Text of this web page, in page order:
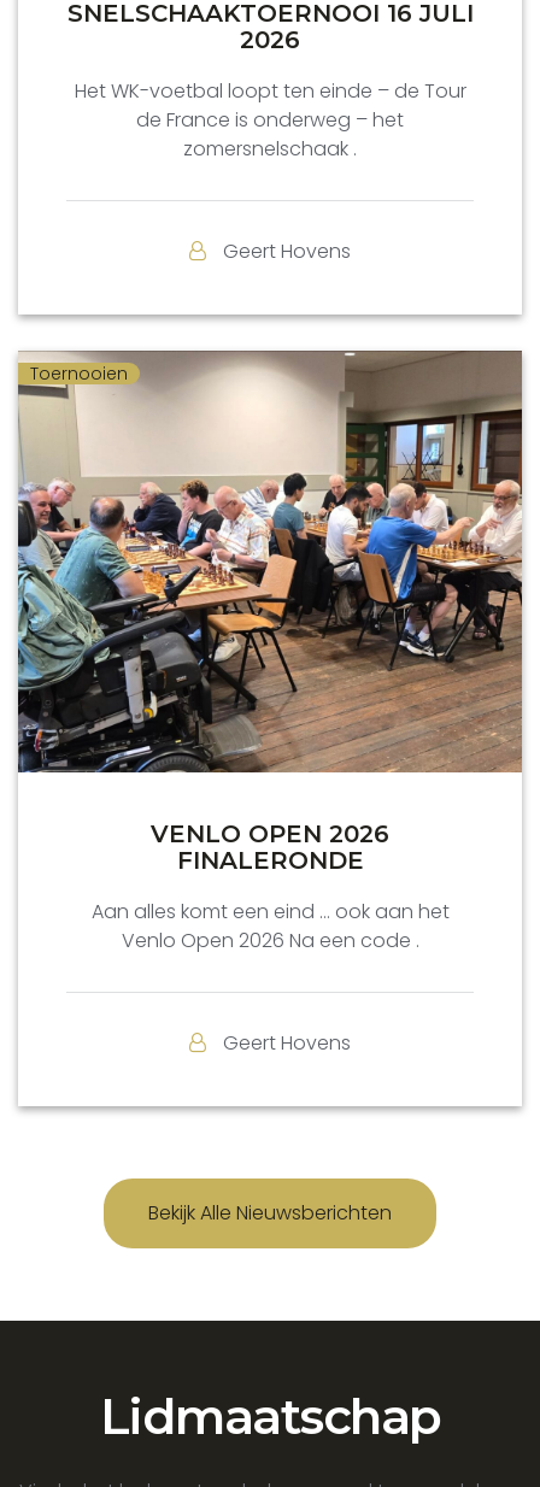
SNELSCHAAKTOERNOOI 16 JULI
2026
Het WK-voetbal loopt ten einde – de Tour
de France is onderweg – het
zomersnelschaak .
Geert Hovens
Toernooien
VENLO OPEN 2026
FINALERONDE
Aan alles komt een eind … ook aan het
Venlo Open 2026 Na een code .
Geert Hovens
Bekijk Alle Nieuwsberichten
Lidmaatschap